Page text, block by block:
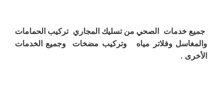
جميع خدمات الصحي من تسليك المجاري تركيب الحمامات
والمغاسل وفلاتر مياه وتركيب مضخات وجميع الخدمات
الأخرى .